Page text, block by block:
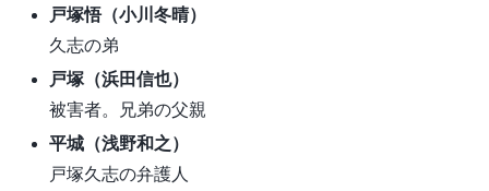
戸塚悟（小川冬晴）
久志の弟
戸塚（浜田信也）
被害者。兄弟の父親
平城（浅野和之）
戸塚久志の弁護人